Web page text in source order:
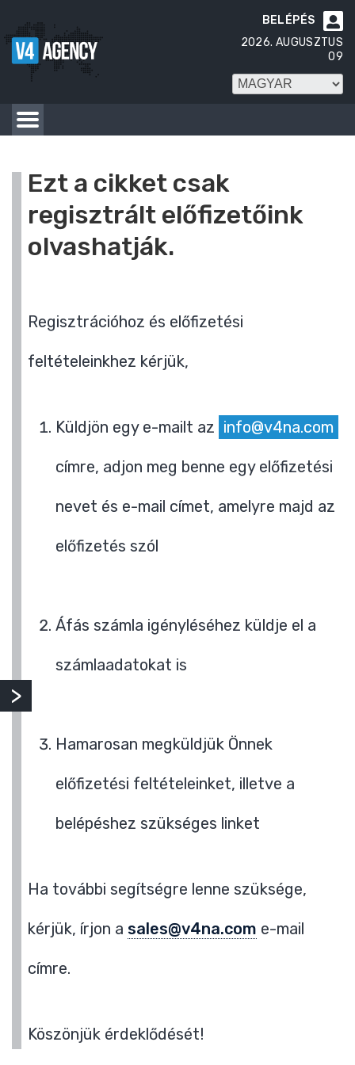

BELÉPÉS
2026. AUGUSZTUS
09
Ezt a cikket csak
regisztrált előfizetőink
olvashatják.
Regisztrációhoz és előfizetési
feltételeinkhez kérjük,
Küldjön egy e-mailt az info@v4na.com
címre, adjon meg benne egy előfizetési
nevet és e-mail címet, amelyre majd az
előfizetés szól
Áfás számla igényléséhez küldje el a
számlaadatokat is
Hamarosan megküldjük Önnek
előfizetési feltételeinket, illetve a
belépéshez szükséges linket
Ha további segítségre lenne szüksége,
kérjük, írjon a sales@v4na.com e-mail
címre.
Köszönjük érdeklődését!